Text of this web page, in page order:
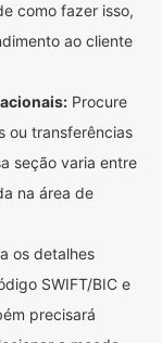
como fazer isso,
ao cliente
Procure
ou transferências
seção varia entre
na área de
os detalhes
SWIFT/BIC e
precisará